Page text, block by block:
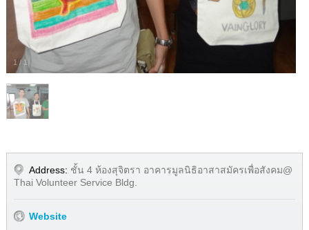
1 / 1
Address: ชั้น 4 ห้องสุจิตรา อาคารมูลนิธิอาสาสมัครเพื่อสังคม@
Thai Volunteer Service Bldg.
Website